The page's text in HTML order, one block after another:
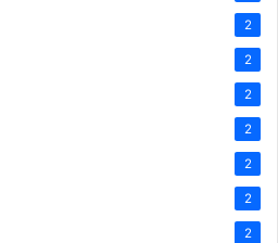
2
2
2
2
2
2
2